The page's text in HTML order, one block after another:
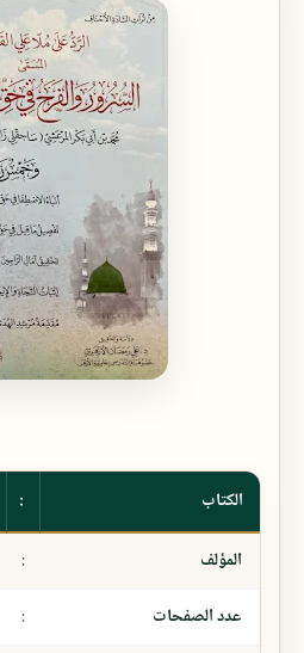
الكتاب :
المؤلف
:
عدد الصفحات
: